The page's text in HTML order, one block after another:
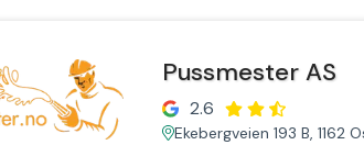
Pussmester AS
2.6
Ekebergveien 193 B, 1162